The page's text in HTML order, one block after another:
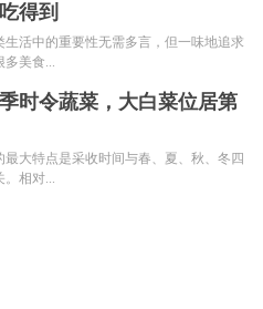
中市平遥地区，而因地
资源为牛肉提供较好的生
肥而不腻口感的平遥牛肉
作为中国国家地理标志产
得到
生活中的重要性无需多言，但一味地追求
多美食...
时令蔬菜，大白菜位居第
最大特点是采收时间与春、夏、秋、冬四
。相对...